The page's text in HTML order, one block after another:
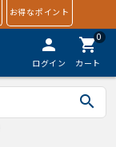
お得なポイント
person
ログイン
0
shopping_cart
カート
search